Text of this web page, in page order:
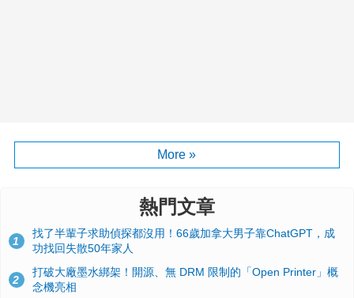
More »
熱門文章
1
找了半輩子求助偵探都沒用！66歲加拿大男子靠ChatGPT，成
功找回失散50年家人
2
打破大廠墨水綁架！開源、無 DRM 限制的「Open Printer」概
念機亮相